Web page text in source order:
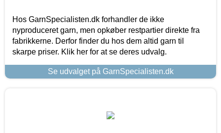
Hos GarnSpecialisten.dk forhandler de ikke
nyproduceret garn, men opkøber restpartier direkte fra
fabrikkerne. Derfor finder du hos dem altid garn til
skarpe priser. Klik her for at se deres udvalg.
Se udvalget på GarnSpecialisten.dk